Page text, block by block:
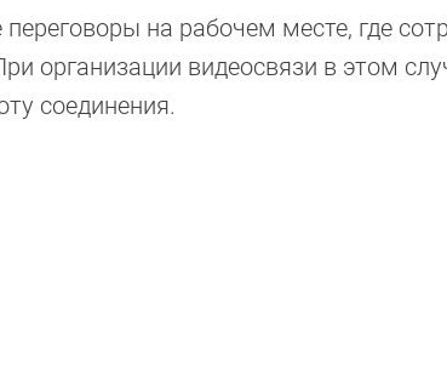
на рабочем месте, где
организации видеосвязи в этом
соединения.